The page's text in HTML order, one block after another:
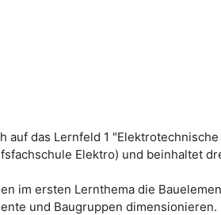
das Lernfeld 1
Elektro) und beinhaltet
im ersten Lernthema die
und Baugruppen dimensionieren.